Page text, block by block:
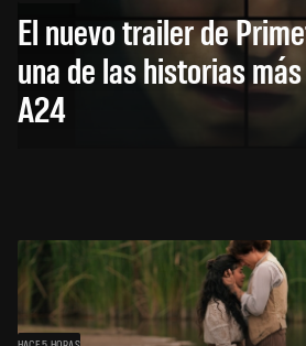
El nuevo trailer de
una de las historias
A24